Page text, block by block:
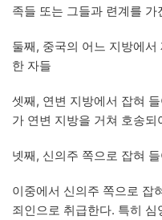
족들 또는 그들과 련계를 가
둘째, 중국의 어느 지방에
한 자들
셋째, 연변 지방에서 잡혀
가 연변 지방을 거쳐 호송되
넷째, 신의주 쪽으로 잡혀
이중에서 신의주 쪽으로 잡
죄인으로 취급한다. 특히